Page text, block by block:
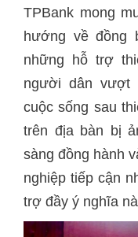
TPBank mong
hướng về đồng
những hỗ trợ
người dân vượt
cuộc sống sau
trên địa bàn bị
sàng đồng hành
nghiệp tiếp cận
trợ đầy ý nghĩa